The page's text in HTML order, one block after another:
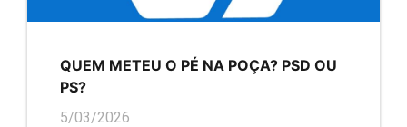
QUEM METEU O PÉ NA POÇA? PSD OU
PS?
5/03/2026